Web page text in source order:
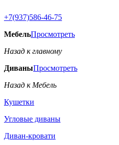
+7(937)586-46-75
МебельПросмотреть
Назад к главному
ДиваныПросмотреть
Назад к Мебель
Кушетки
Угловые диваны
Диван-кровати